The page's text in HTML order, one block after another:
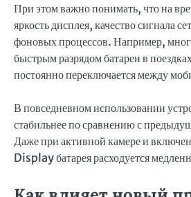
При этом важно понимать, что на
яркость дисплея, качество сигнала
фоновых процессов. Например,
быстрым разрядом батареи в
постоянно переключается между
В повседневном использовании
стабильнее по сравнению с
Даже при активной камере и
Display батарея расходуется